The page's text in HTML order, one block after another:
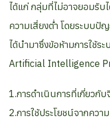
ได้แก่ กลุ่มที่ไม่อาจยอมรับ
ความเสี่ยงต่ำ โดยระบบปั
ได้นำมาซึ่งข้อห้ามการใช้
Artificial Intelligence
1.การดำเนินการที่เกี่ยวกั
2.การใช้ประโยชน์จากคว